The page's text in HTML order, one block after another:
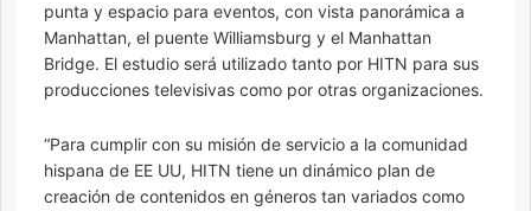
punta y espacio para eventos, con vista panorámica a
Manhattan, el puente Williamsburg y el Manhattan
Bridge. El estudio será utilizado tanto por HITN para sus
producciones televisivas como por otras organizaciones.
“Para cumplir con su misión de servicio a la comunidad
hispana de EE UU, HITN tiene un dinámico plan de
creación de contenidos en géneros tan variados como